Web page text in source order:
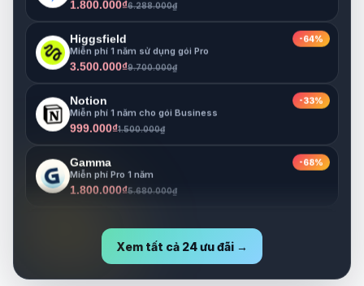
Higgsfield
Miễn phí 1 năm sử dụng gói Pro
3.500.000₫
Notion
Miễn phí 1 năm cho gói Business
999.000₫
Gamma
Miễn phí Pro 1 năm
1.800.000₫
Lovable
Xem tất cả 24 ưu đãi →